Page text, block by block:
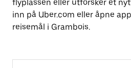
flyplassen eller utforsker et
inn på Uber.com eller åpne
reisemål i Grambois.